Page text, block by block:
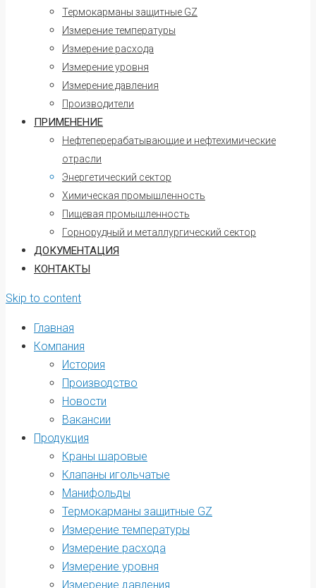
Термокарманы защитные GZ
Измерение температуры
Измерение расхода
Измерение уровня
Измерение давления
Производители
ПРИМЕНЕНИЕ
Нефтеперерабатывающие и нефтехимические
отрасли
Энергетический сектор
Химическая промышленность
Пищевая промышленность
Горнорудный и металлургический сектор
ДОКУМЕНТАЦИЯ
КОНТАКТЫ
Skip to content
Главная
Компания
История
Производство
Новости
Вакансии
Продукция
Краны шаровые
Клапаны игольчатые
Манифольды
Термокарманы защитные GZ
Измерение температуры
Измерение расхода
Измерение уровня
Измерение давления